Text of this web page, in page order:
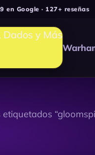
Google · 127+ reseñas